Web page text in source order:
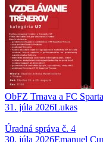
ObFZ Trnava a FC
31. júla 2026Lukas
Úradná správa č. 4
30. júla 2026Emanuel